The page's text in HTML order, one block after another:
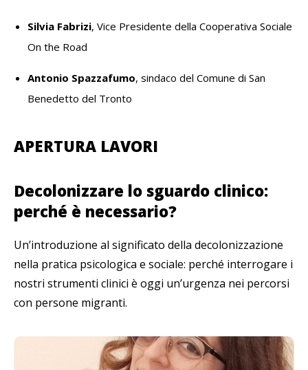
Silvia Fabrizi, Vice Presidente della Cooperativa Sociale
On the Road
Antonio Spazzafumo, sindaco del Comune di San
Benedetto del Tronto
APERTURA LAVORI
Decolonizzare lo sguardo clinico:
perché è necessario?
Un’introduzione al significato della decolonizzazione
nella pratica psicologica e sociale: perché interrogare i
nostri strumenti clinici è oggi un’urgenza nei percorsi
con persone migranti.